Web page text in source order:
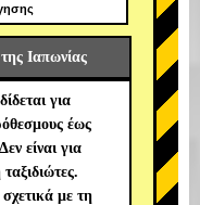
Ιαπωνίας
για
έως
είναι για
με τη